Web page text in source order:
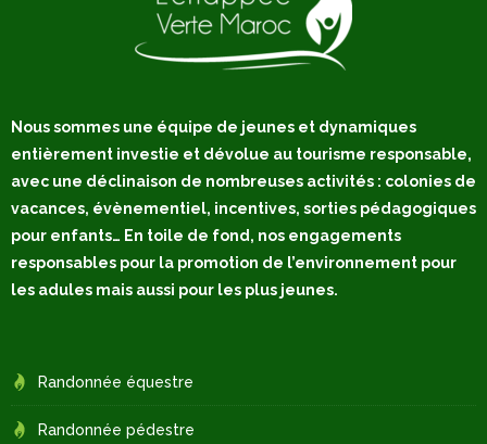
Nous sommes une équipe de jeunes et dynamiques
entièrement investie et dévolue au tourisme responsable,
avec une déclinaison de nombreuses activités : colonies de
vacances, évènementiel, incentives, sorties pédagogiques
pour enfants… En toile de fond, nos engagements
responsables pour la promotion de l’environnement pour
les adules mais aussi pour les plus jeunes.
Randonnée équestre
Randonnée pédestre